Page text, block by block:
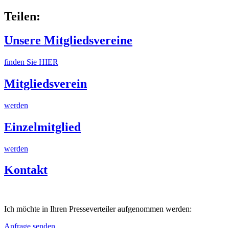
Teilen:
Unsere Mitgliedsvereine
finden Sie HIER
Mitgliedsverein
werden
Einzelmitglied
werden
Kontakt
Ich möchte in Ihren Presseverteiler aufgenommen werden: